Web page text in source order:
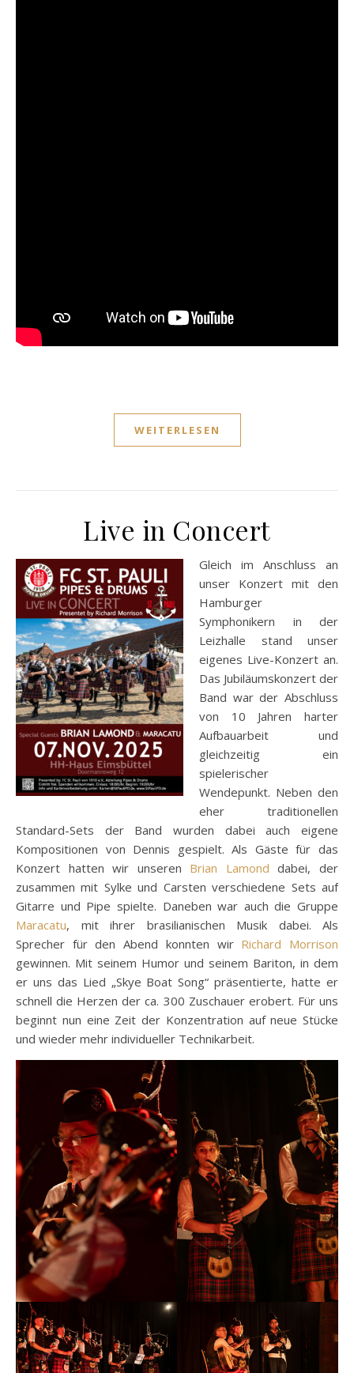
WEITERLESEN
Live in Concert
Gleich im Anschluss an
unser Konzert mit den
Hamburger
Symphonikern in der
Leizhalle stand unser
eigenes Live-Konzert an.
Das Jubiläumskonzert der
Band war der Abschluss
von 10 Jahren harter
Aufbauarbeit und
gleichzeitig ein
spielerischer
Wendepunkt. Neben den
eher traditionellen
Standard-Sets der Band wurden dabei auch eigene
Kompositionen von Dennis gespielt. Als Gäste für das
Konzert hatten wir unseren Brian Lamond dabei, der
zusammen mit Sylke und Carsten verschiedene Sets auf
Gitarre und Pipe spielte. Daneben war auch die Gruppe
Maracatu, mit ihrer brasilianischen Musik dabei. Als
Sprecher für den Abend konnten wir Richard Morrison
gewinnen. Mit seinem Humor und seinem Bariton, in dem
er uns das Lied „Skye Boat Song“ präsentierte, hatte er
schnell die Herzen der ca. 300 Zuschauer erobert. Für uns
beginnt nun eine Zeit der Konzentration auf neue Stücke
und wieder mehr individueller Technikarbeit.